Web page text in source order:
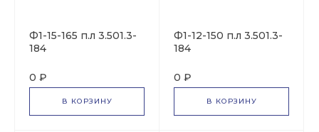
Ф1-15-165 п.л 3.501.3-
184
0 ₽
В КОРЗИНУ
Ф1-12-150 п.л 3.501.3-
184
0 ₽
В КОРЗИНУ